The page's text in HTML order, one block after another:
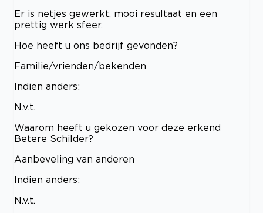
Er is netjes gewerkt, mooi resultaat en een
prettig werk sfeer.
Hoe heeft u ons bedrijf gevonden?
Familie/vrienden/bekenden
Indien anders:
N.v.t.
Waarom heeft u gekozen voor deze erkend
Betere Schilder?
Aanbeveling van anderen
Indien anders:
N.v.t.